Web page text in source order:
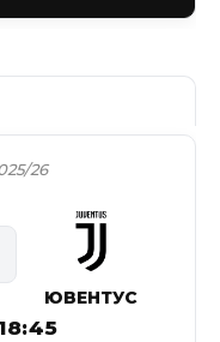
26
18:45
ЮВЕНТУС